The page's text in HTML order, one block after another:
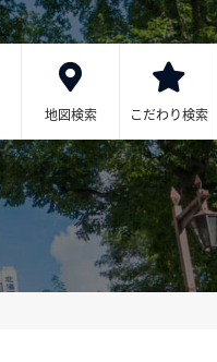
地図検索 こだわり検索